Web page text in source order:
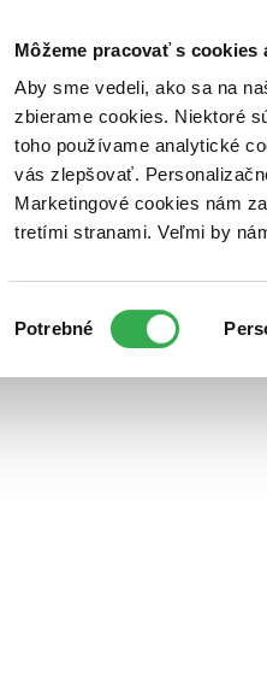
Môžeme pracovať s cookies
Aby sme vedeli, ako sa na
zbierame cookies. Niektoré
toho používame analytické
vás zlepšovať.
Marketingové cookies nám
tretími stranami. Veľmi by
súhlasu
Potrebné
Poukážky Kontakt